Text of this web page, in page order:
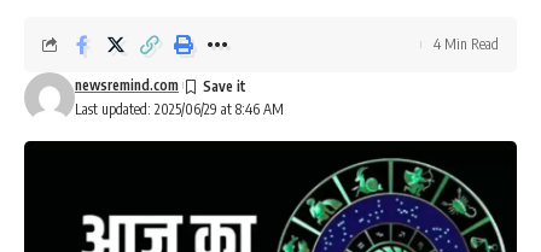
Last updated: 2025/06/29 at 8:46 AM
newsremind.com
4 Min Read